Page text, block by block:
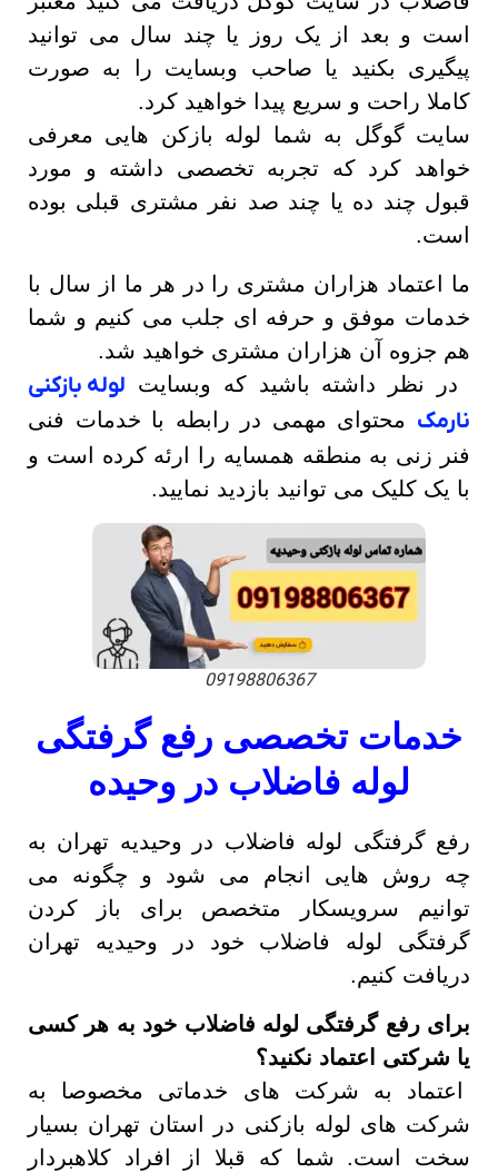
است و بعد از یک روز یا چند سال می توانید
پیگیری بکنید یا صاحب وبسایت را به صورت
کاملا راحت و سریع پیدا خواهید کرد.
سایت گوگل به شما لوله بازکن هایی معرفی
خواهد کرد که تجربه تخصصی داشته و مورد
قبول چند ده یا چند صد نفر مشتری قبلی بوده
است.
ما اعتماد هزاران مشتری را در هر ما از سال با
خدمات موفق و حرفه ای جلب می کنیم و شما
هم جزوه آن هزاران مشتری خواهید شد.
در نظر داشته باشید که وبسایت لوله بازکنی
نارمک محتوای مهمی در رابطه با خدمات فنی
فنر زنی به منطقه همسایه را ارئه کرده است و
با یک کلیک می توانید بازدید نمایید.
09198806367
خدمات تخصصی رفع گرفتگی
لوله فاضلاب در وحیده
رفع گرفتگی لوله فاضلاب در وحیدیه تهران به
چه روش هایی انجام می شود و چگونه می
توانیم سرویسکار متخصص برای باز کردن
گرفتگی لوله فاضلاب خود در وحیدیه تهران
دریافت کنیم.
برای رفع گرفتگی لوله فاضلاب خود به هر کسی
یا شرکتی اعتماد نکنید؟
اعتماد به شرکت های خدماتی مخصوصا به
شرکت های لوله بازکنی در استان تهران بسیار
سخت است. شما که قبلا از افراد کلاهبردار